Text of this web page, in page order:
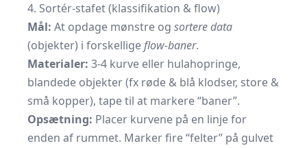
4. Sortér-stafet (klassifikation & flow)
Mål: At opdage mønstre og sortere data
(objekter) i forskelligeflow-baner.
Materialer: 3-4 kurve eller hulahopringe,
blandede objekter (fx røde & blå klodser, store &
små kopper), tape til at markere “baner”.
Opsætning: Placer kurvene på en linje for
enden af rummet. Marker fire “felter” på gulvet